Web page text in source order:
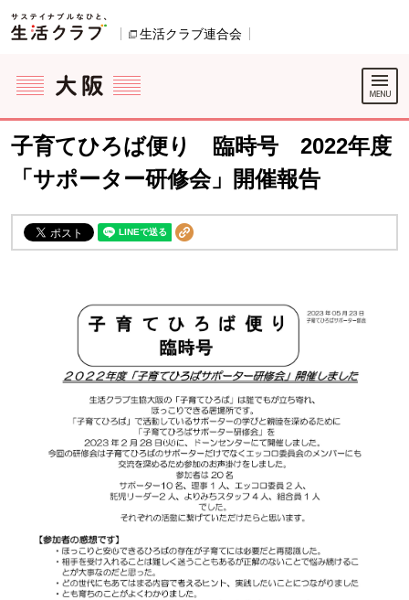
ページの先頭です。
生活クラブ連合会
ここからサイト内共通メニューです。
サイト内共通メニューをスキップする
サイト内共通メニューここまで。
子育てひろば便り 臨時号 2022年度
「サポーター研修会」開催報告